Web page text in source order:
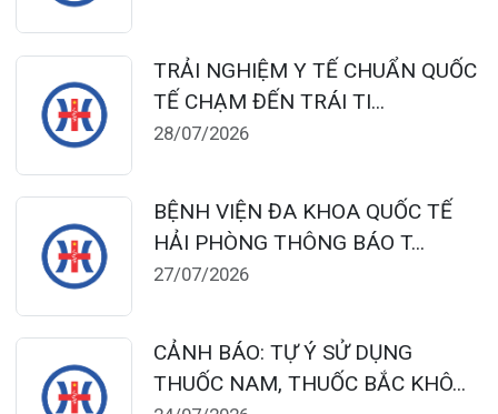
Đặt lịch khám
124 Nguyễn Đức Cảnh, Cát Dài Q Lê
Chân, Hải Phòng